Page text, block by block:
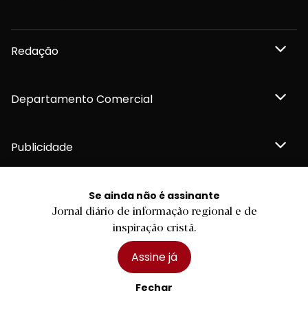
Se ainda não é assinante
Jornal diário de informação regional e de
inspiração cristã.
Assine já
Fechar
Redação
Departamento Comercial
Publicidade
Privacidade e Cookies
Declaração de compromisso FSC®
Política de Confidencialidade
2026 Diário do Minho, Lda. © Todos os direitos reservados